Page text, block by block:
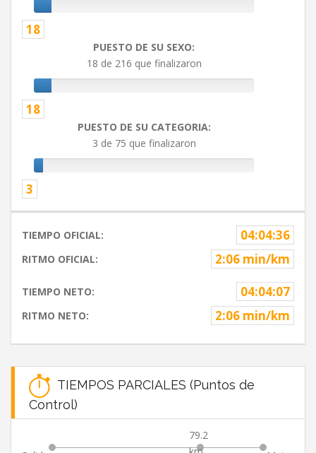
18
PUESTO DE SU SEXO:
18 de 216 que finalizaron
18
PUESTO DE SU CATEGORIA:
3 de 75 que finalizaron
3
TIEMPO OFICIAL: 04:04:36
RITMO OFICIAL: 2:06 min/km
TIEMPO NETO: 04:04:07
RITMO NETO: 2:06 min/km
TIEMPOS PARCIALES (Puntos de
Control)
79.2